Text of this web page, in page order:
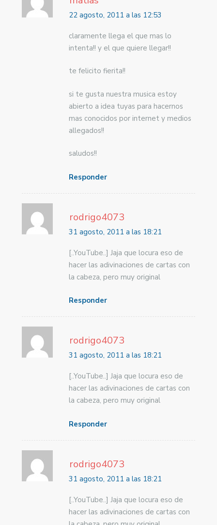
22 agosto, 2011 a las 12:53
claramente llega el que mas lo
intenta!! y el que quiere llegar!!
te felicito fierita!!
si te gusta nuestra musica estoy
abierto a idea tuyas para hacernos
mas conocidos por internet y medios
allegados!!
saludos!!
Responder
rodrigo4073
31 agosto, 2011 a las 18:21
[..YouTube..] Jaja que locura eso de
hacer las adivinaciones de cartas con
la cabeza, pero muy original
Responder
rodrigo4073
31 agosto, 2011 a las 18:21
[..YouTube..] Jaja que locura eso de
hacer las adivinaciones de cartas con
la cabeza, pero muy original
Responder
rodrigo4073
31 agosto, 2011 a las 18:21
[..YouTube..] Jaja que locura eso de
hacer las adivinaciones de cartas con